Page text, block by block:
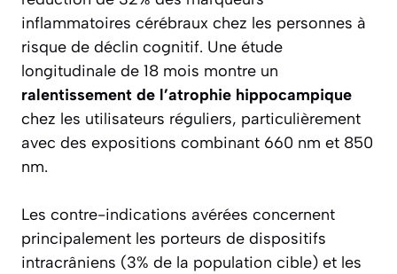
inflammatoires cérébraux chez les personnes à
risque de déclin cognitif. Une étude
longitudinale de 18 mois montre un
ralentissement de l’atrophie hippocampique
chez les utilisateurs réguliers, particulièrement
avec des expositions combinant 660 nm et 850
nm.
Les contre-indications avérées concernent
principalement les porteurs de dispositifs
intracrâniens (3% de la population cible) et les